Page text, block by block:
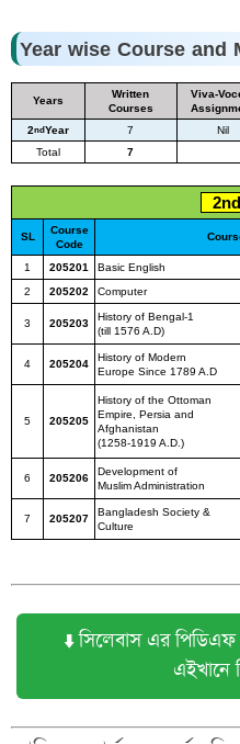
Year wise Course and
Years
Written
Courses
Viva-
2ndYear 7 Nil
Total
7
SL
Course
Code
1 205201 Basic English
2
205202 Computer
3 205203
History of Bengal-1
(till 1576 A.D)
4 205204
History of Modern
Europe Since 1789 A.D
5 205205
History of the Ottoman
Empire, Persia and
Afghanistan
(1258-1919 A.D.)
6 205206
Development of
Muslim Administration
7 205207
Bangladesh Society &
Culture
⬇️ সিলেবাস এর
এইখানে